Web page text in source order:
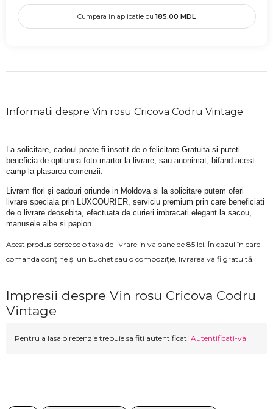
Cumpara in aplicatie cu 185.00 MDL
Informatii despre Vin rosu Cricova Codru Vintage
La solicitare, cadoul poate fi insotit de o felicitare Gratuita si puteti
beneficia de optiunea foto martor la livrare, sau anonimat, bifand acest
camp la plasarea comenzii.
Livram flori și cadouri oriunde in Moldova si la solicitare putem oferi
livrare speciala prin LUXCOURIER, serviciu premium prin care beneficiati
de o livrare deosebita, efectuata de curieri imbracati elegant la sacou,
manusele albe si papion.
Acest produs percepe o taxa de livrare in valoane de 85 lei. În cazul în care
comanda conține și un buchet sau o compoziție, livrarea va fi gratuită.
Impresii despre Vin rosu Cricova Codru
Vintage
Pentru a lasa o recenzie trebuie sa fiti autentificati Autentificati-va